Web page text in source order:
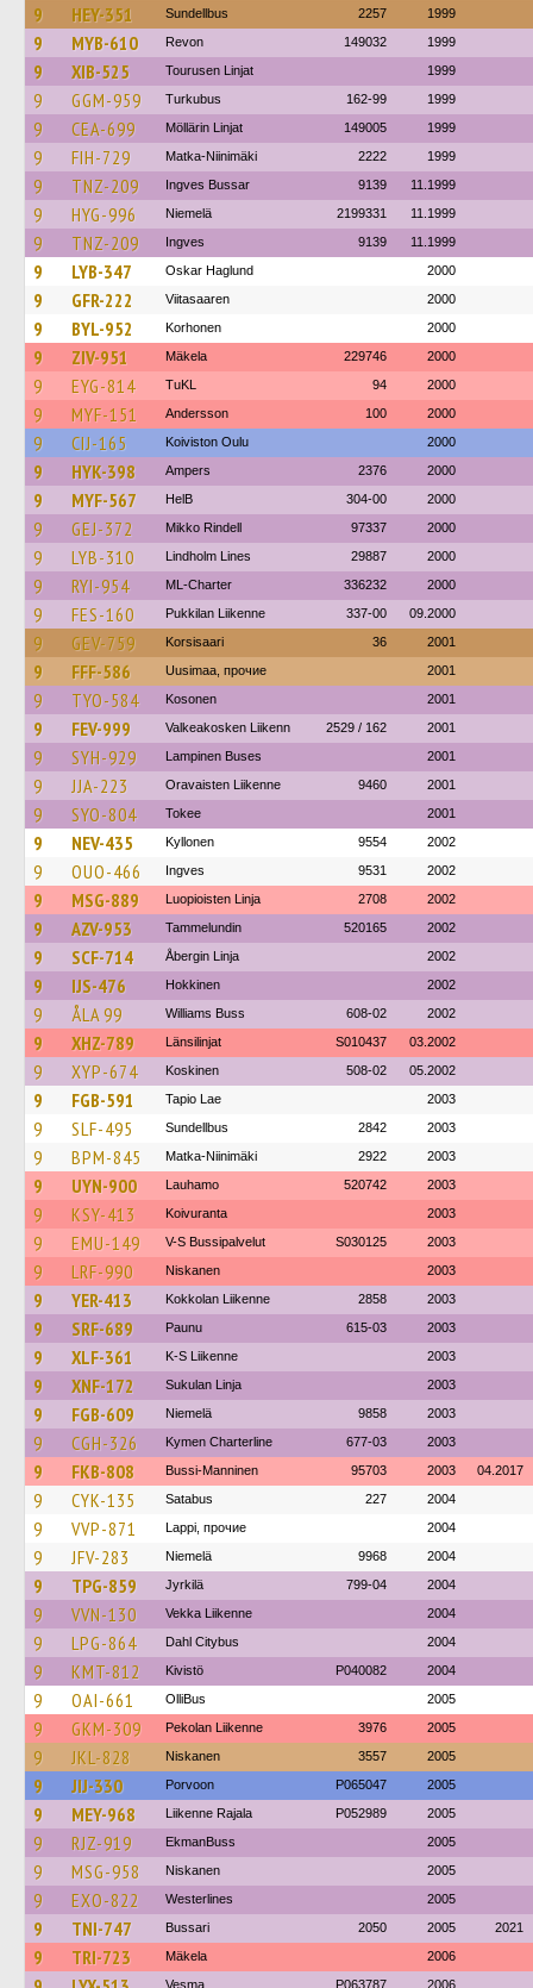
9 HEY-351 Sundellbus 2257 1999
9 MYB-610 Revon 149032 1999
9 XIB-525 Tourusen Linjat 1999
9 GGM-959 Turkubus 162-99 1999
9 CEA-699 Möllärin Linjat 149005 1999
9 FIH-729 Matka-Niinimäki 2222 1999
9 TNZ-209 Ingves Bussar 9139 11.1999
9 HYG-996 Niemelä 2199331 11.1999
9 TNZ-209 Ingves 9139 11.1999
9 LYB-347 Oskar Haglund 2000
9 GFR-222 Viitasaaren 2000
9 BYL-952 Korhonen 2000
9 ZIV-951 Mäkela 229746 2000
9 EYG-814 TuKL 94 2000
9 MYF-151 Andersson 100 2000
9 CIJ-165 Koiviston Oulu 2000
9 HYK-398 Ampers 2376 2000
9 MYF-567 HelB 304-00 2000
9 GEJ-372 Mikko Rindell 97337 2000
9 LYB-310 Lindholm Lines 29887 2000
9 RYI-954 ML-Charter 336232 2000
9 FES-160 Pukkilan Liikenne 337-00 09.2000
9 GEV-759 Korsisaari 36 2001
9 FFF-586 Uusimaa, прочие 2001
9 TYO-584 Kosonen 2001
9 FEV-999 Valkeakosken Liikenn 2529 / 162 2001
9 SYH-929 Lampinen Buses 2001
9 JJA-223 Oravaisten Liikenne 9460 2001
9 SYO-804 Tokee 2001
9 NEV-435 Kyllonen 9554 2002
9 OUO-466 Ingves 9531 2002
9 MSG-889 Luopioisten Linja 2708 2002
9 AZV-953 Tammelundin 520165 2002
9 SCF-714 Åbergin Linja 2002
9 IJS-476 Hokkinen 2002
9 ÅLA 99 Williams Buss 608-02 2002
9 XHZ-789 Länsilinjat S010437 03.2002
9 XYP-674 Koskinen 508-02 05.2002
9 FGB-591 Tapio Lae 2003
9 SLF-495 Sundellbus 2842 2003
9 BPM-845 Matka-Niinimäki 2922 2003
9 UYN-900 Lauhamo 520742 2003
9 KSY-413 Koivuranta 2003
9 EMU-149 V-S Bussipalvelut S030125 2003
9 LRF-990 Niskanen 2003
9 YER-413 Kokkolan Liikenne 2858 2003
9 SRF-689 Paunu 615-03 2003
9 XLF-361 K-S Liikenne 2003
9 XNF-172 Sukulan Linja 2003
9 FGB-609 Niemelä 9858 2003
9 CGH-326 Kymen Charterline 677-03 2003
9 FKB-808 Bussi-Manninen 95703 2003 04.2017
9 CYK-135 Satabus 227 2004
9 VVP-871 Lappi, прочие 2004
9 JFV-283 Niemelä 9968 2004
9 TPG-859 Jyrkilä 799-04 2004
9 VVN-130 Vekka Liikenne 2004
9 LPG-864 Dahl Citybus 2004
9 KMT-812 Kivistö P040082 2004
9 OAI-661 OlliBus 2005
9 GKM-309 Pekolan Liikenne 3976 2005
9 JKL-828 Niskanen 3557 2005
9 JIJ-330 Porvoon P065047 2005
9 MEY-968 Liikenne Rajala P052989 2005
9 RJZ-919 EkmanBuss 2005
9 MSG-958 Niskanen 2005
9 EXO-822 Westerlines 2005
9 TNI-747 Bussari 2050 2005 2021
9 TRI-723 Mäkela 2006
Vesma P063787 2006